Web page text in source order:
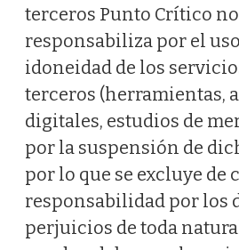
terceros Punto Crítico no
responsabiliza por el
idoneidad de los
terceros (herramientas,
digitales, estudios de
por la suspensión de
por lo que se excluye de
responsabilidad por los
perjuicios de toda